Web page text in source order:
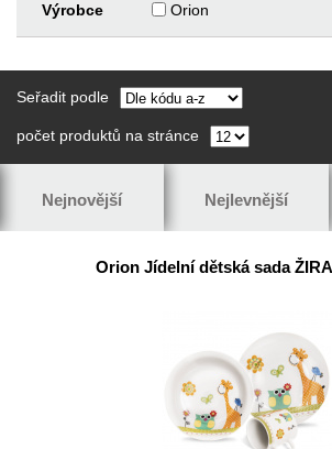
Výrobce Orion
Seřadit podle
počet produktů na stránce
Nejnovější Nejlevnější
Orion Jídelní dětská sada